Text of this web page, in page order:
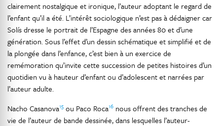
clairement nostalgique et ironique, l’auteur adoptant le regard de
l’enfant qu’il a été. L’intérêt sociologique n’est pas à dédaigner car
Solís dresse le portrait de l’Espagne des années 80 et d’une
génération. Sous l’effet d’un dessin schématique et simplifié et de
la plongée dans l’enfance, c’est bien à un exercice de
remémoration qu’invite cette succession de petites histoires d’un
quotidien vu à hauteur d’enfant ou d’adolescent et narrées par
l’auteur adulte.
Nacho Casanova15 ou Paco Roca16 nous offrent des tranches de
vie de l’auteur de bande dessinée, dans lesquelles l’auteur-